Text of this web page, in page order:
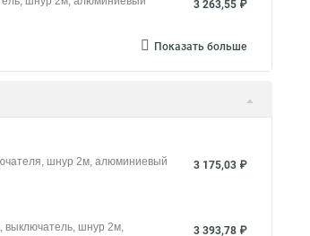
3 263,55 ₽
Показать больше
шнур 2м, алюминиевый
3 175,03 ₽
выключатель, шнур 2м,
3 393,78 ₽